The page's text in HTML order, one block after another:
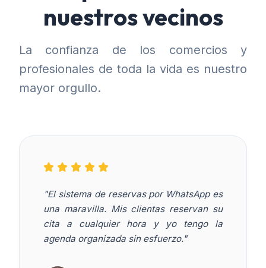
nuestros vecinos
La confianza de los comercios y
profesionales de toda la vida es nuestro
mayor orgullo.
"El sistema de reservas por WhatsApp es
una maravilla. Mis clientas reservan su
cita a cualquier hora y yo tengo la
agenda organizada sin esfuerzo."